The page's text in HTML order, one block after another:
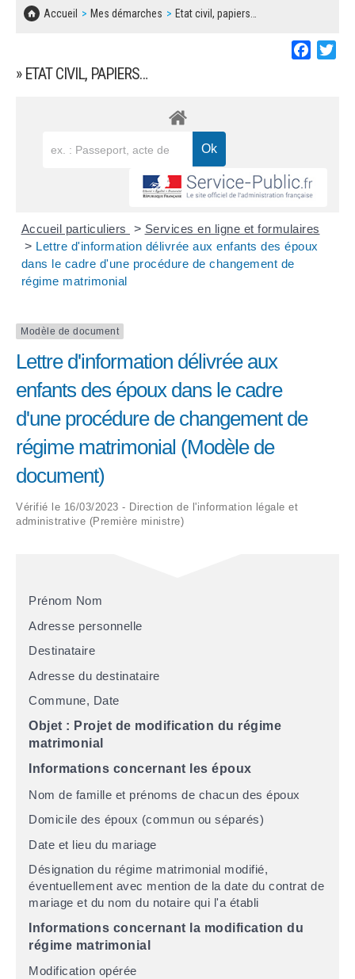
Accueil Mes démarches Etat civil, papiers…
» ETAT CIVIL, PAPIERS…
Accueil particuliers > Services en ligne et formulaires
> Lettre d'information délivrée aux enfants des époux
dans le cadre d'une procédure de changement de
régime matrimonial
Modèle de document
Lettre d'information délivrée aux
enfants des époux dans le cadre
d'une procédure de changement de
régime matrimonial (Modèle de
document)
Vérifié le 16/03/2023 - Direction de l'information légale et
administrative (Première ministre)
Prénom Nom
Adresse personnelle
Destinataire
Adresse du destinataire
Commune, Date
Objet : Projet de modification du régime
matrimonial
Informations concernant les époux
Nom de famille et prénoms de chacun des époux
Domicile des époux (commun ou séparés)
Date et lieu du mariage
Désignation du régime matrimonial modifié,
éventuellement avec mention de la date du contrat de
mariage et du nom du notaire qui l'a établi
Informations concernant la modification du
régime matrimonial
Modification opérée
CONCERTATIONS PUBLIQUES
SOLIDARITÉ, LOGEMENT
DECHETS
SIGNALEMENTS
BESOIN D'UNE AIDE ?
LES ASSOCIATIONS
MARCHÉS PUBLICS
REGLEMENT LOCAL DE PUBLICITÉ
DECLARATION DE DEMARCHAGE
DOSSIER DE DEMANDE DE SUBVENTION
DEMANDE DE PRÊT DE MATERIEL
ARRÊTÉS MUNICIPAUX
DÉLIBÉRATIONS